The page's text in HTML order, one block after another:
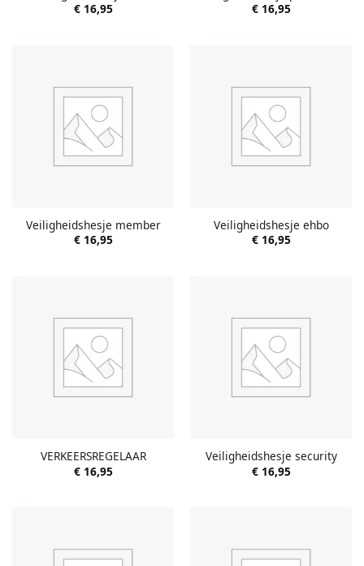
€16,95
€16,95
Veiligheidshesje member
€16,95
Veiligheidshesje ehbo
€16,95
VERKEERSREGELAAR
€16,95
Veiligheidshesje security
€16,95